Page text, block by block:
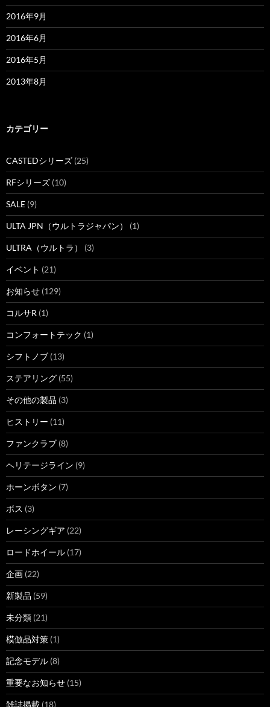
2016年9月
2016年6月
2016年5月
2013年8月
カテゴリー
CASTEDシリーズ (25)
RFシリーズ (10)
SALE (9)
ULTA JPN（ウルトラジャパン） (1)
ULTRA（ウルトラ） (3)
イベント (21)
お知らせ (129)
コルサR (1)
コンフォートテック (1)
シフトノブ (13)
ステアリング (55)
その他の製品 (3)
ヒストリー (11)
ファンクラブ (8)
ヘリテージライン (9)
ホーンボタン (7)
ボス (3)
レーシングギア (22)
ロードホイール (17)
企画 (22)
新製品 (59)
未分類 (21)
模倣品対策 (1)
記念モデル (8)
重要なお知らせ (15)
雑誌掲載 (18)